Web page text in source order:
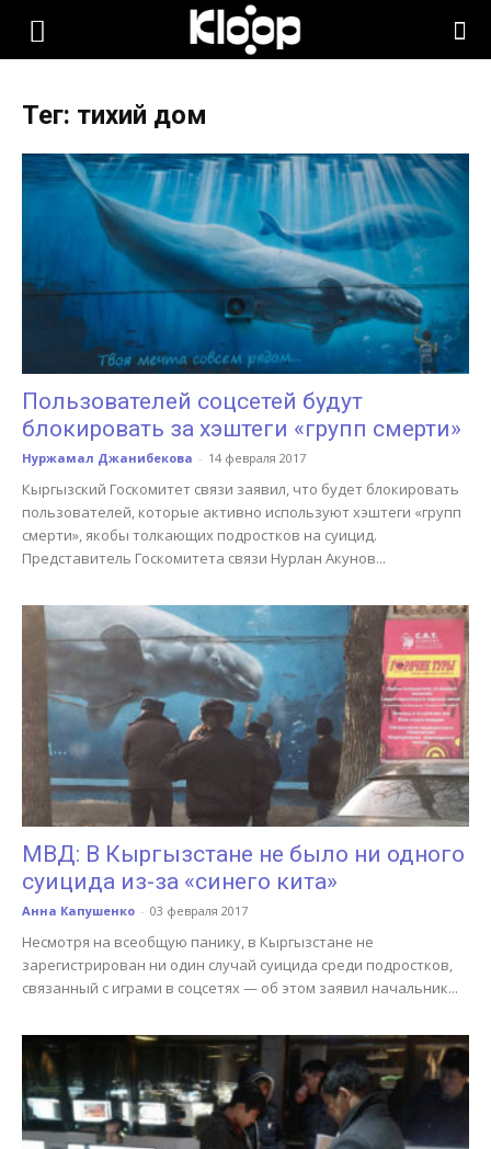
KLOOP.KG
Кыргызстана
Тег: тихий дом
Пользователей соцсетей будут
блокировать за хэштеги «групп смерти»
Нуржамал Джанибекова - 14 февраля 2017
Кыргызский Госкомитет связи заявил, что будет блокировать
пользователей, которые активно используют хэштеги «групп
смерти», якобы толкающих подростков на суицид.
Представитель Госкомитета связи Нурлан Акунов...
МВД: В Кыргызстане не было ни одного
суицида из-за «синего кита»
Анна Капушенко - 03 февраля 2017
Несмотря на всеобщую панику, в Кыргызстане не
зарегистрирован ни один случай суицида среди подростков,
связанный с играми в соцсетях — об этом заявил начальник...